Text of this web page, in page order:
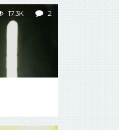
17.3K 2